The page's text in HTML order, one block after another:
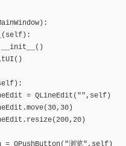
= QLineEdit("",self)
浏览",self)